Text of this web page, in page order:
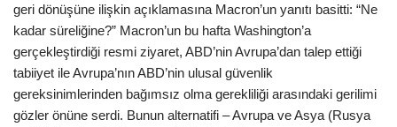
geri dönüşüne ilişkin açıklamasına Macron’un yanıtı basitti: “Ne
kadar süreliğine?” Macron’un bu hafta Washington’a
gerçekleştirdiği resmi ziyaret, ABD’nin Avrupa’dan talep ettiği
tabiiyet ile Avrupa’nın ABD’nin ulusal güvenlik
gereksinimlerinden bağımsız olma gerekliliği arasındaki gerilimi
gözler önüne serdi. Bunun alternatifi – Avrupa ve Asya (Rusya